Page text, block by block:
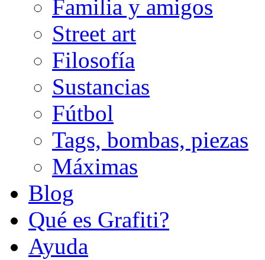
Familia y amigos
Street art
Filosofía
Sustancias
Fútbol
Tags, bombas, piezas
Máximas
Blog
Qué es Grafiti?
Ayuda